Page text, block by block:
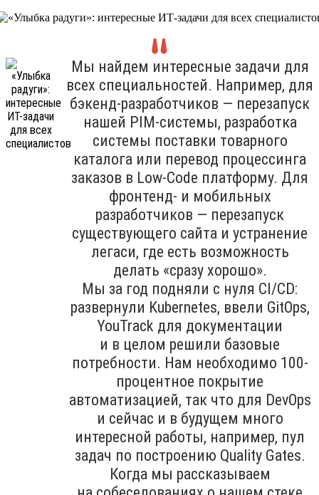
Мы найдем интересные задачи для
всех специальностей. Например, для
бэкенд-разработчиков — перезапуск
нашей PIM-системы, разработка
системы поставки товарного
каталога или перевод процессинга
заказов в Low-Code платформу. Для
фронтенд- и мобильных
разработчиков — перезапуск
существующего сайта и устранение
легаси, где есть возможность
делать «сразу хорошо».
Мы за год подняли с нуля CI/CD:
развернули Kubernetes, ввели GitOps,
YouTrack для документации
и в целом решили базовые
потребности. Нам необходимо 100-
процентное покрытие
автоматизацией, так что для DevOps
и сейчас и в будущем много
интересной работы, например, пул
задач по построению Quality Gates.
Когда мы рассказываем